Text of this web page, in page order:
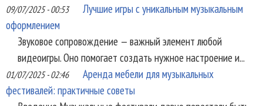
09/07/2025 - 00:53
Лучшие игры с уникальным музыкальным
оформлением
Звуковое сопровождение — важный элемент любой
видеоигры. Оно помогает создать нужное настроение и...
01/07/2025 - 02:46
Аренда мебели для музыкальных
фестивалей: практичные советы